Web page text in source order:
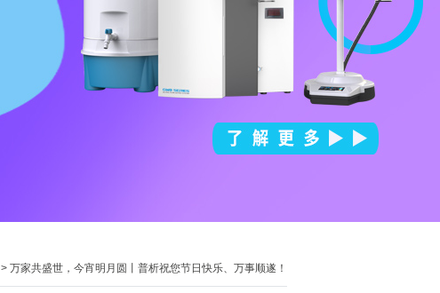
> 万家共盛世，今宵明月圆丨普析祝您节日快乐、万事顺遂！